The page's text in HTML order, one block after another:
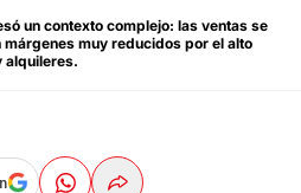
un contexto complejo: las ventas se
muy reducidos por el alto
alquileres.